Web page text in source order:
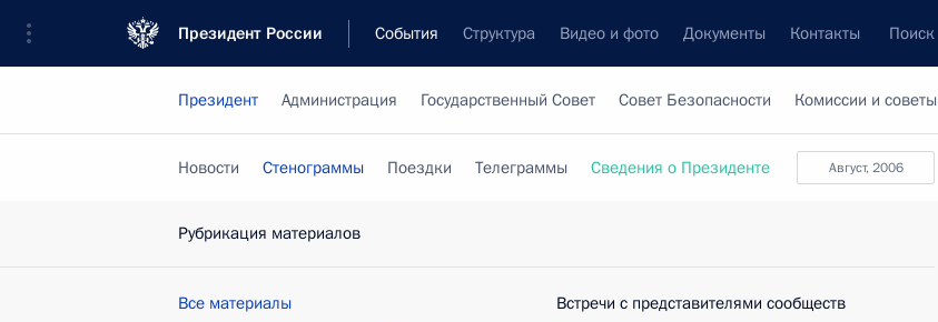
Президент России События Структура Видео и фото Документы Контакты Поиск
Президент Администрация Государственный Совет Совет Безопасности Комиссии и советы
август, 2006
Новости Стенограммы Поездки Телеграммы Сведения о Президенте
Рубрикация материалов
Все материалы
Встречи с представителями сообществ